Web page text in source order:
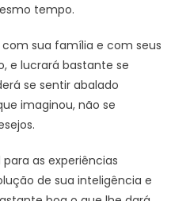
tempo.
com sua família e com seus
e lucrará bastante se
se sentir abalado
imaginou, não se
as experiências
de sua inteligência e